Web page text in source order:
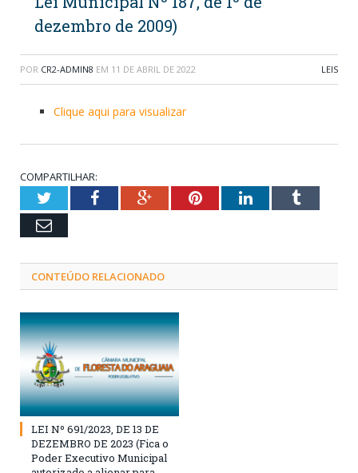
dezembro de 2009)
POR CR2-ADMIN8 EM 11 DE ABRIL DE 2022 LEIS
Clique aqui para visualizar
COMPARTILHAR:
TwitterFacebookGoogle+PinterestLinkedInTumblr
Email
CONTEÚDO RELACIONADO
LEI Nº 691/2023, DE 13 DE
DEZEMBRO DE 2023 (Fica o
Poder Executivo Municipal